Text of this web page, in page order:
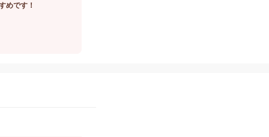
めです！